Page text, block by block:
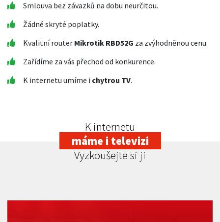
Smlouva bez závazků na dobu neurčitou.
Žádné skryté poplatky.
Kvalitní router Mikrotik RBD52G za zvýhodněnou cenu.
Zařídíme za vás přechod od konkurence.
K internetu umíme i chytrou TV.
K internetu
máme i televizi
Vyzkoušejte si ji